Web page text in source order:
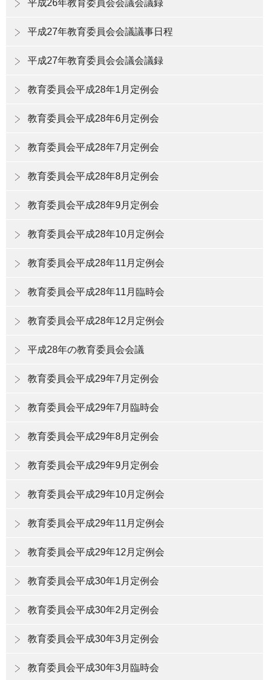
平成26年教育委員会会議会議録
平成27年教育委員会会議議事日程
平成27年教育委員会会議会議録
教育委員会平成28年1月定例会
教育委員会平成28年6月定例会
教育委員会平成28年7月定例会
教育委員会平成28年8月定例会
教育委員会平成28年9月定例会
教育委員会平成28年10月定例会
教育委員会平成28年11月定例会
教育委員会平成28年11月臨時会
教育委員会平成28年12月定例会
平成28年の教育委員会会議
教育委員会平成29年7月定例会
教育委員会平成29年7月臨時会
教育委員会平成29年8月定例会
教育委員会平成29年9月定例会
教育委員会平成29年10月定例会
教育委員会平成29年11月定例会
教育委員会平成29年12月定例会
教育委員会平成30年1月定例会
教育委員会平成30年2月定例会
教育委員会平成30年3月定例会
教育委員会平成30年3月臨時会